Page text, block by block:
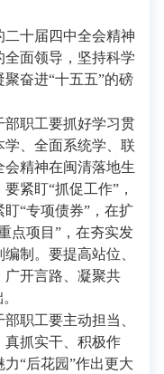
十届四中全会精神
面领导，坚持科学
奋进“十五五”的磅
职工要抓好学习贯
、全面系统学、联
精神在闽清落地生
紧盯“抓促工作”，
“专项债券”，在扩
点项目”，在夯实发
制。要提高站位、
广开言路、凝聚共
职工要主动担当、
真抓实干、积极作
“后花园”作出更大